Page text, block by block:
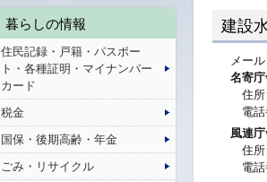
建設
メール
名寄
住
電
風連
住
電
暮らしの情報
住民記録・戸籍・パスポー
ト・各種証明・マイナンバー
カード
税金
国保・後期高齢・年金
ごみ・リサイクル